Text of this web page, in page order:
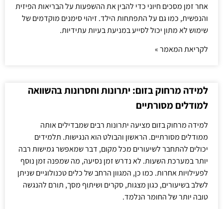
אחר זמן מסכים חיוני כדי להבין את ההשפעות על הבריאות הפיזית
והנפשית, כמו גם על התפתחות הילד. זיהוי סימנים מוקדמים של
שימוש לא מתון יכול לסייע במניעת בעיות עתידיות.
לקריאת המאמר »
למידה מרחוק בזום: יתרונות וחסרונות בהשוואה
למודלים מסורתיים
למידה מרחוק בזום מציעה יתרונות רבים שמבדילים אותה
ממודלים מסורתיים. הראשון והבולט הוא הנגישות. תלמידים
יכולים להתחבר לשיעורים מכל מקום, דבר שמאפשר גמישות רבה
יותר במערכת השעות. לא נדרש זמן נסיעה, מה שמפנה זמן נוסף
לפעילויות אחרות. כמו כן, המגוון הרחב של כלים טכנולוגיים שניתן
לשלב בשיעורים, כגון מצגות, סקרים ושיתוף מסך, תורם להנגשה
טובה יותר של החומר הנלמד.